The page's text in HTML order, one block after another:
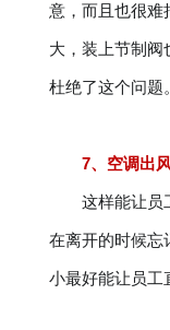
意，而且也很难
大，装上节制阀
杜绝了这个问题。
7、空调出
这样能让员
在离开的时候忘
小最好能让员工